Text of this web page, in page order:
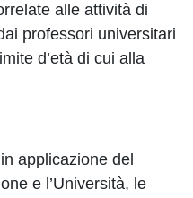
alle attività di
professori universitari
d’età di cui alla
applicazione del
e l’Università, le